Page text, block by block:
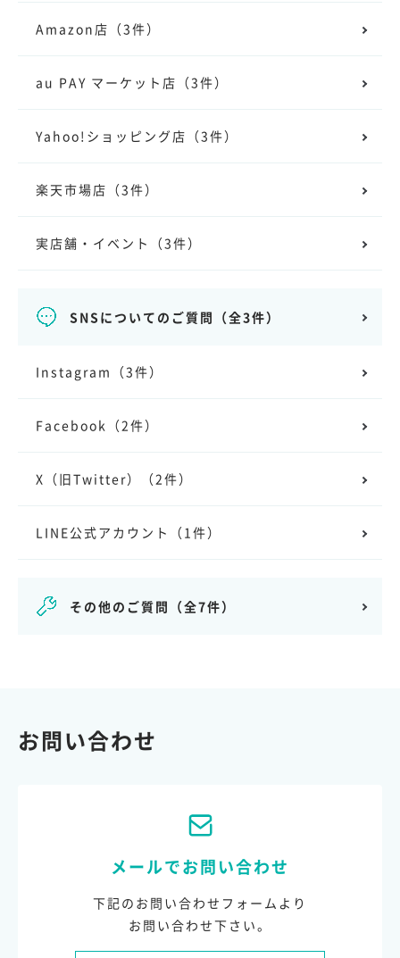
Amazon店 （3件）
au PAY マーケット店 （3件）
Yahoo!ショッピング店 （3件）
楽天市場店 （3件）
実店舗・イベント （3件）
SNSについてのご質問 （全3件）
Instagram （3件）
Facebook （2件）
X（旧Twitter） （2件）
LINE公式アカウント （1件）
その他のご質問 （全7件）
お問い合わせ
メールでお問い合わせ
下記のお問い合わせフォームより
お問い合わせ下さい。